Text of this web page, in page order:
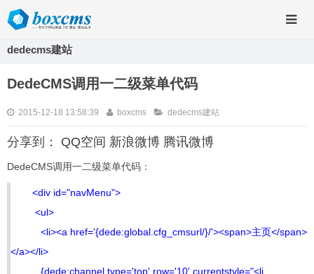
dedecms建站
DedeCMS调用一二级菜单代码
2015-12-18 13:58:39 boxcms dedecms建站
分享到： QQ空间 新浪微博 腾讯微博
DedeCMS调用一二级菜单代码：
<div id="navMenu">
<ul>
<li><a href='{dede:global.cfg_cmsurl/}/'><span>主页</span>
</a></li>
{dede:channel type='top' row='10' currentstyle="<li